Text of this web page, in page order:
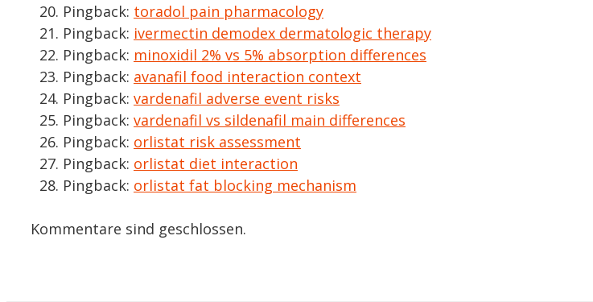
Pingback: toradol pain pharmacology
Pingback: ivermectin demodex dermatologic therapy
Pingback: minoxidil 2% vs 5% absorption differences
Pingback: avanafil food interaction context
Pingback: vardenafil adverse event risks
Pingback: vardenafil vs sildenafil main differences
Pingback: orlistat risk assessment
Pingback: orlistat diet interaction
Pingback: orlistat fat blocking mechanism
Kommentare sind geschlossen.